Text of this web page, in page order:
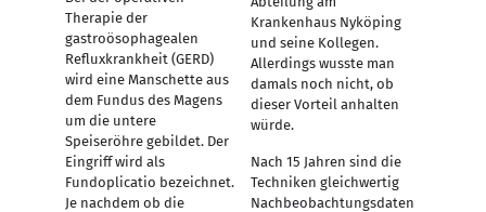
Therapie der
gastroösophagealen
Refluxkrankheit (GERD)
wird eine Manschette aus
dem Fundus des Magens
um die untere
Speiseröhre gebildet. Der
Eingriff wird als
Fundoplicatio bezeichnet.
Je nachdem ob die
Krankenhaus Nyköping
und seine Kollegen.
Allerdings wusste man
damals noch nicht, ob
dieser Vorteil anhalten
würde.
Nach 15 Jahren sind die
Techniken gleichwertig
Nachbeobachtungsdaten